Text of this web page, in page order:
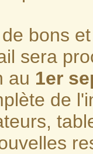
bons
sera
au 1er
de